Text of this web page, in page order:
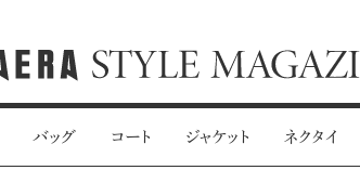
バッグ コート ジャケット ネクタイ